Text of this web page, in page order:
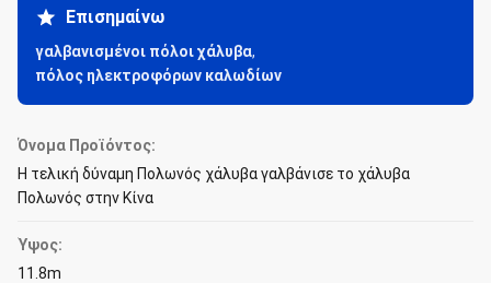
Επισημαίνω
γαλβανισμένοι πόλοι χάλυβα,
πόλος ηλεκτροφόρων καλωδίων
Όνομα Προϊόντος:
Η τελική δύναμη Πολωνός χάλυβα γαλβάνισε το χάλυβα
Πολωνός στην Κίνα
Ύψος:
11.8m